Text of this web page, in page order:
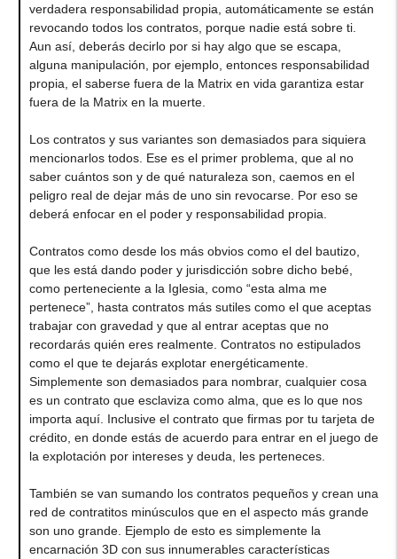
verdadera responsabilidad propia, automáticamente se están
revocando todos los contratos, porque nadie está sobre ti.
Aun así, deberás decirlo por si hay algo que se escapa,
alguna manipulación, por ejemplo, entonces responsabilidad
propia, el saberse fuera de la Matrix en vida garantiza estar
fuera de la Matrix en la muerte.
Los contratos y sus variantes son demasiados para siquiera
mencionarlos todos. Ese es el primer problema, que al no
saber cuántos son y de qué naturaleza son, caemos en el
peligro real de dejar más de uno sin revocarse. Por eso se
deberá enfocar en el poder y responsabilidad propia.
Contratos como desde los más obvios como el del bautizo,
que les está dando poder y jurisdicción sobre dicho bebé,
como perteneciente a la Iglesia, como “esta alma me
pertenece”, hasta contratos más sutiles como el que aceptas
trabajar con gravedad y que al entrar aceptas que no
recordarás quién eres realmente. Contratos no estipulados
como el que te dejarás explotar energéticamente.
Simplemente son demasiados para nombrar, cualquier cosa
es un contrato que esclaviza como alma, que es lo que nos
importa aquí. Inclusive el contrato que firmas por tu tarjeta de
crédito, en donde estás de acuerdo para entrar en el juego de
la explotación por intereses y deuda, les perteneces.
También se van sumando los contratos pequeños y crean una
red de contratitos minúsculos que en el aspecto más grande
son uno grande. Ejemplo de esto es simplemente la
encarnación 3D con sus innumerables características